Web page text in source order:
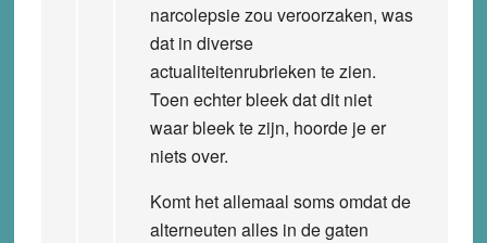
narcolepsie zou veroorzaken, was
dat in diverse
actualiteitenrubrieken te zien.
Toen echter bleek dat dit niet
waar bleek te zijn, hoorde je er
niets over.
Komt het allemaal soms omdat de
alterneuten alles in de gaten